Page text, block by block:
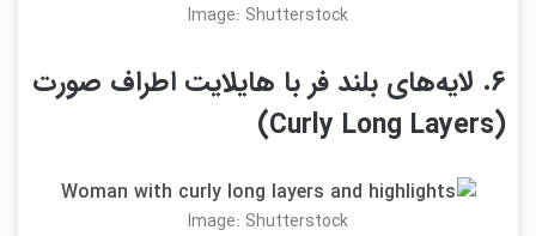
Image: Shutterstock
6. لایه‌های بلند فر با هایلایت اطراف صورت
(Curly Long Layers)
Image: Shutterstock